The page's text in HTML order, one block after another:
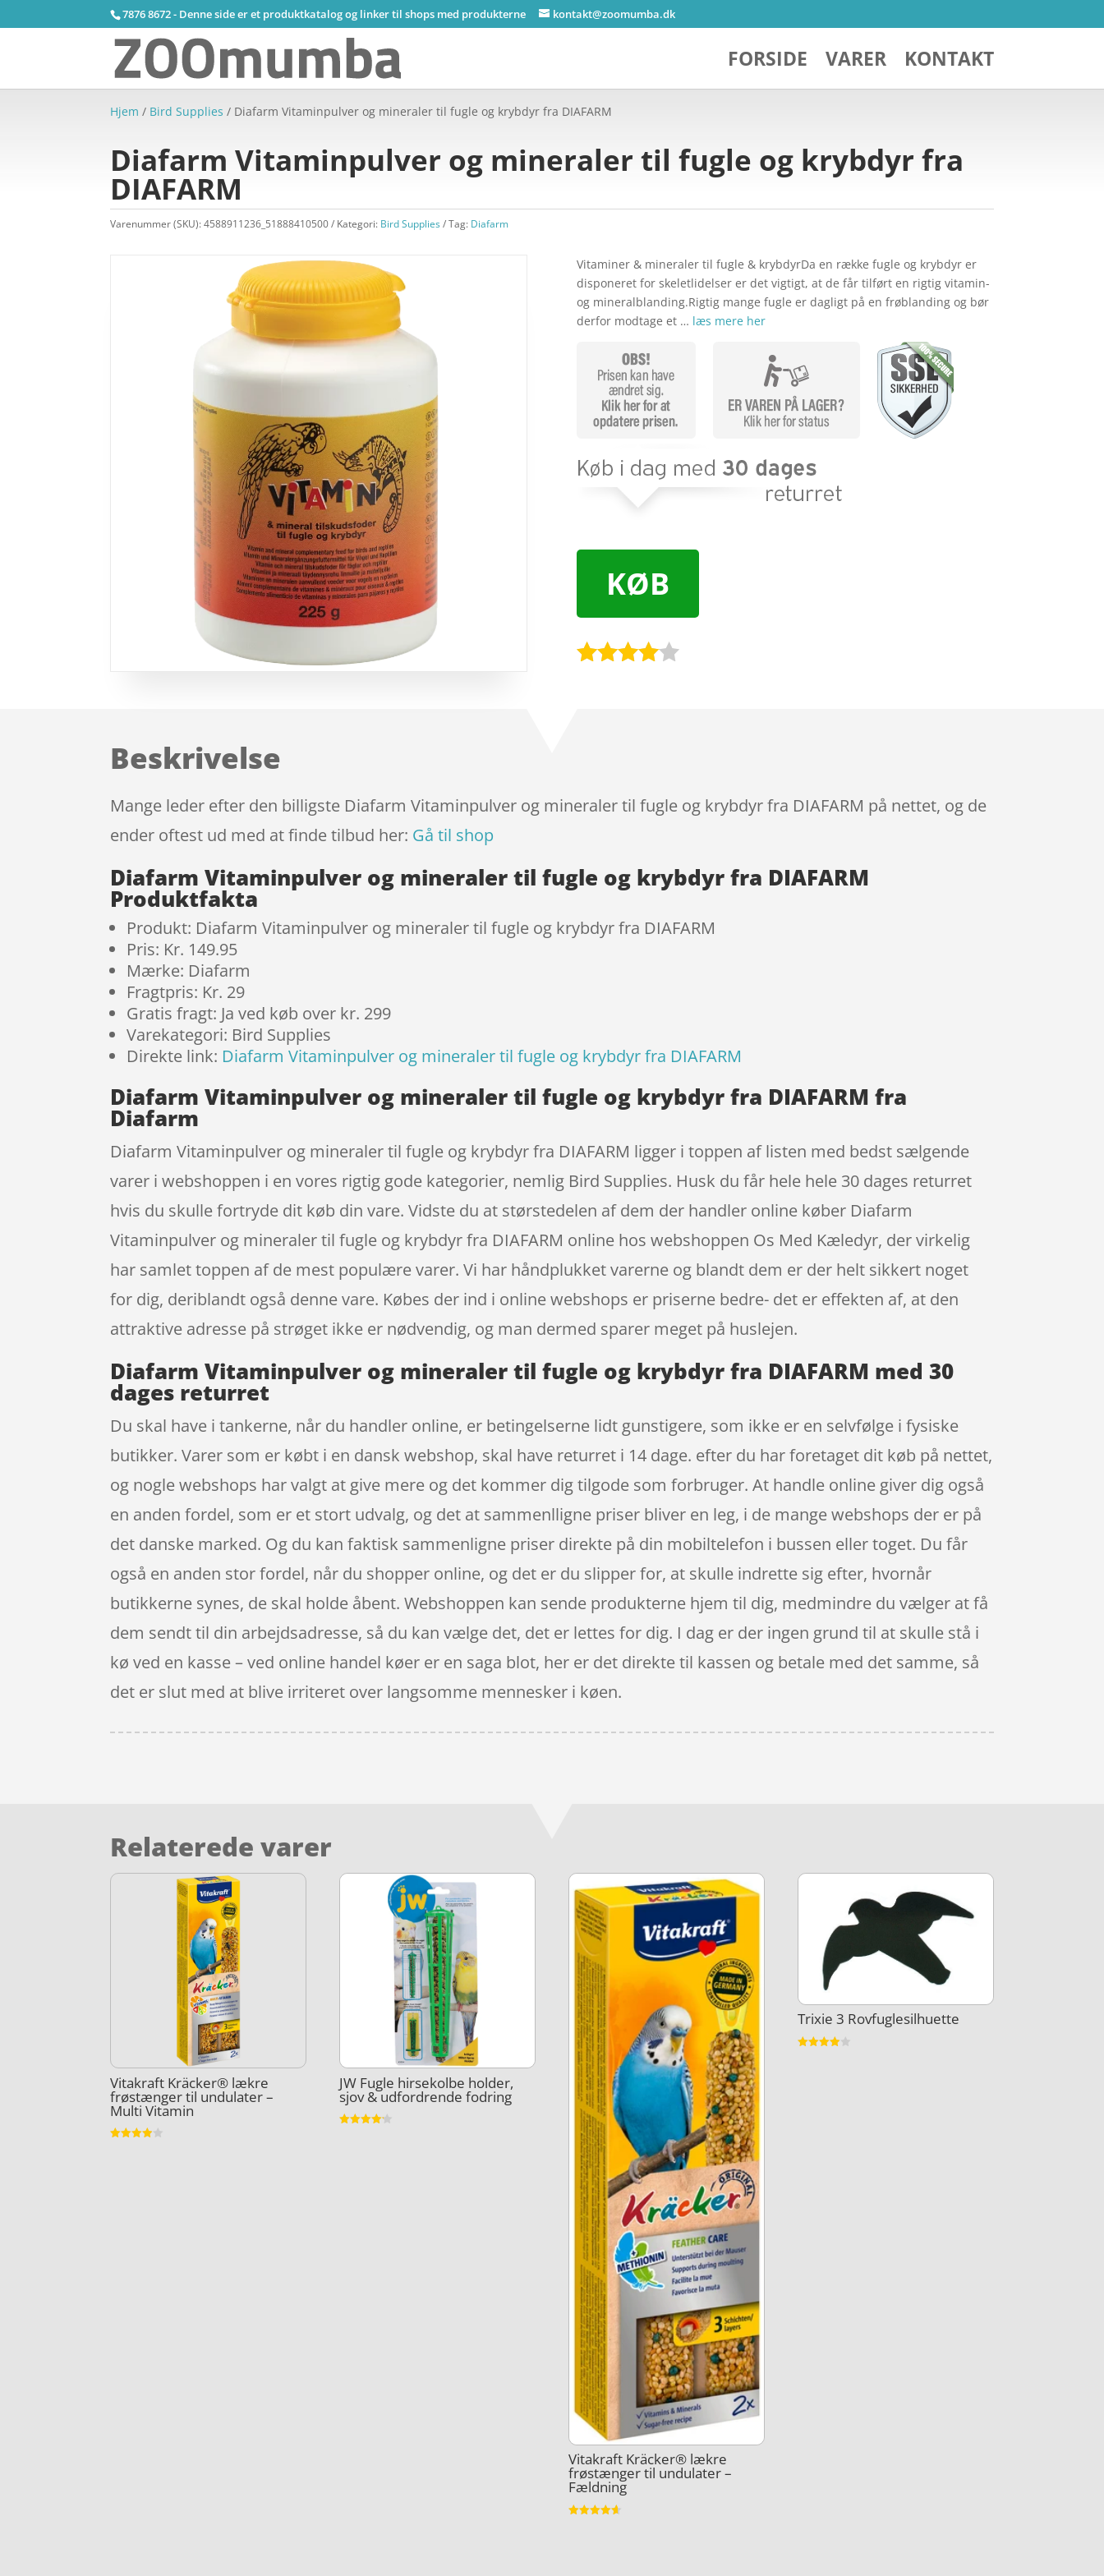
7876 8672 - Denne side er et produktkatalog og linker til shops med produkterne kontakt@zoomumba.dk
FORSIDE VARER KONTAKT
Hjem / Bird Supplies / Diafarm Vitaminpulver og mineraler til fugle og krybdyr fra DIAFARM
Diafarm Vitaminpulver og mineraler til fugle og krybdyr fra
DIAFARM
Varenummer (SKU):4588911236_51888410500 Kategori: Bird Supplies Tag: Diafarm
Vitaminer & mineraler til fugle & krybdyrDa en række fugle og krybdyr er
disponeret for skeletlidelser er det vigtigt, at de får tilført en rigtig vitamin-
og mineralblanding.Rigtig mange fugle er dagligt på en frøblanding og bør
derfor modtage et … læs mere her
KØB
ømmels
er
Beskrivelse
Mange leder efter den billigste Diafarm Vitaminpulver og mineraler til fugle og krybdyr fra DIAFARM på nettet, og de
ender oftest ud med at finde tilbud her: Gå til shop
Diafarm Vitaminpulver og mineraler til fugle og krybdyr fra DIAFARM
Produktfakta
Produkt: Diafarm Vitaminpulver og mineraler til fugle og krybdyr fra DIAFARM
Pris: Kr. 149.95
Mærke: Diafarm
Fragtpris: Kr. 29
Gratis fragt: Ja ved køb over kr. 299
Varekategori: Bird Supplies
Direkte link: Diafarm Vitaminpulver og mineraler til fugle og krybdyr fra DIAFARM
Diafarm Vitaminpulver og mineraler til fugle og krybdyr fra DIAFARM fra
Diafarm
Diafarm Vitaminpulver og mineraler til fugle og krybdyr fra DIAFARM ligger i toppen af listen med bedst sælgende
varer i webshoppen i en vores rigtig gode kategorier, nemlig Bird Supplies. Husk du får hele hele 30 dages returret
hvis du skulle fortryde dit køb din vare. Vidste du at størstedelen af dem der handler online køber Diafarm
Vitaminpulver og mineraler til fugle og krybdyr fra DIAFARM online hos webshoppen Os Med Kæledyr, der virkelig
har samlet toppen af de mest populære varer. Vi har håndplukket varerne og blandt dem er der helt sikkert noget
for dig, deriblandt også denne vare. Købes der ind i online webshops er priserne bedre- det er effekten af, at den
attraktive adresse på strøget ikke er nødvendig, og man dermed sparer meget på huslejen.
Diafarm Vitaminpulver og mineraler til fugle og krybdyr fra DIAFARM med 30
dages returret
Du skal have i tankerne, når du handler online, er betingelserne lidt gunstigere, som ikke er en selvfølge i fysiske
butikker. Varer som er købt i en dansk webshop, skal have returret i 14 dage. efter du har foretaget dit køb på nettet,
og nogle webshops har valgt at give mere og det kommer dig tilgode som forbruger. At handle online giver dig også
en anden fordel, som er et stort udvalg, og det at sammenlligne priser bliver en leg, i de mange webshops der er på
det danske marked. Og du kan faktisk sammenligne priser direkte på din mobiltelefon i bussen eller toget. Du får
også en anden stor fordel, når du shopper online, og det er du slipper for, at skulle indrette sig efter, hvornår
butikkerne synes, de skal holde åbent. Webshoppen kan sende produkterne hjem til dig, medmindre du vælger at få
dem sendt til din arbejdsadresse, så du kan vælge det, det er lettes for dig. I dag er der ingen grund til at skulle stå i
kø ved en kasse – ved online handel køer er en saga blot, her er det direkte til kassen og betale med det samme, så
det er slut med at blive irriteret over langsomme mennesker i køen.
Relaterede varer
Vitakraft Kräcker® lækre
frøstænger til undulater –
Multi Vitamin
JW Fugle hirsekolbe holder,
sjov & udfordrende fodring
Vitakraft Kräcker® lækre
frøstænger til undulater –
Fældning
Trixie 3 Rovfuglesilhuette